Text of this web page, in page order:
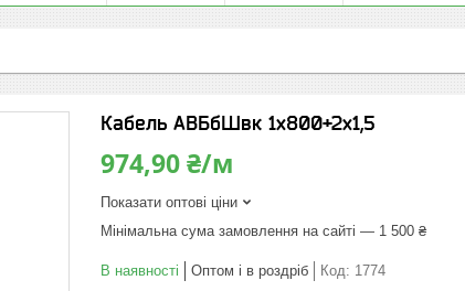
Кабель АВБбШвк 1х800+2х1,5
974,90 ₴/м
Показати оптові ціни
Мінімальна сума замовлення на сайті — 1 500 ₴
В наявності Оптом і в роздріб Код: 1774